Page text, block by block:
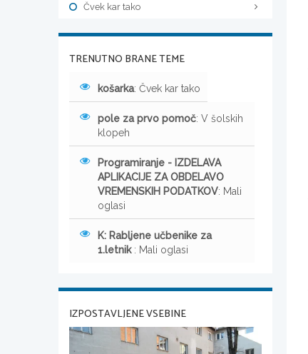
Čvek kar tako
TRENUTNO BRANE TEME
košarka: Čvek kar tako
pole za prvo pomoč: V šolskih
klopeh
Programiranje - IZDELAVA
APLIKACIJE ZA OBDELAVO
VREMENSKIH PODATKOV: Mali
oglasi
K: Rabljene učbenike za
1.letnik : Mali oglasi
IZPOSTAVLJENE VSEBINE